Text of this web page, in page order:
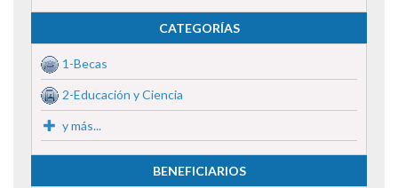
CATEGORÍAS
1-Becas
2-Educación y Ciencia
y más...
BENEFICIARIOS